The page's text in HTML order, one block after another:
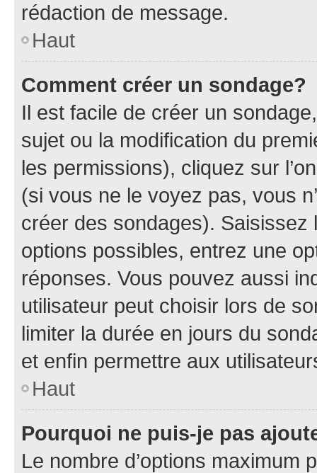
rédaction de message.
Haut
Comment créer un sondage?
Il est facile de créer un
sujet ou la modification du
les permissions), cliquez sur
(si vous ne le voyez pas, vous
créer des sondages).
options possibles, entrez une
réponses. Vous pouvez aussi
utilisateur peut choisir lors de
limiter la durée en jours du
et enfin permettre aux
Haut
Pourquoi ne puis-je pas
Le nombre d’options maximum